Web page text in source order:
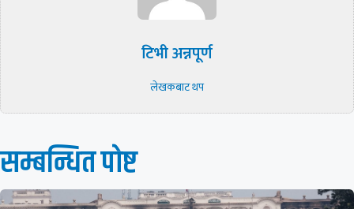
टिभी अन्नपूर्ण
लेखकबाट थप
सम्बन्धित पाेष्ट